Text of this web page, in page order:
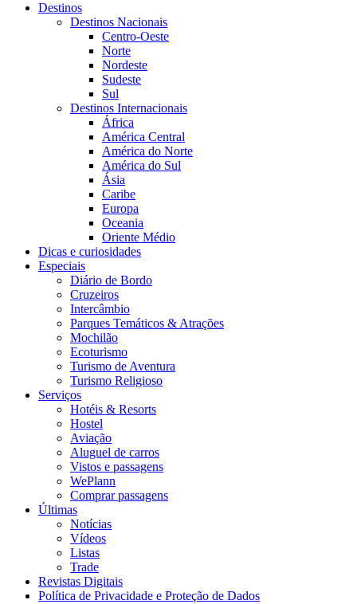
Destinos
Destinos Nacionais
Centro-Oeste
Norte
Nordeste
Sudeste
Sul
Destinos Internacionais
África
América Central
América do Norte
América do Sul
Ásia
Caribe
Europa
Oceania
Oriente Médio
Dicas e curiosidades
Especiais
Diário de Bordo
Cruzeiros
Intercâmbio
Parques Temáticos & Atrações
Mochilão
Ecoturismo
Turismo de Aventura
Turismo Religioso
Serviços
Hotéis & Resorts
Hostel
Aviação
Aluguel de carros
Vistos e passagens
WePlann
Comprar passagens
Últimas
Notícias
Vídeos
Listas
Trade
Revistas Digitais
Política de Privacidade e Proteção de Dados